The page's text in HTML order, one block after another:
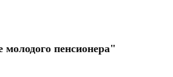
пенсионера"